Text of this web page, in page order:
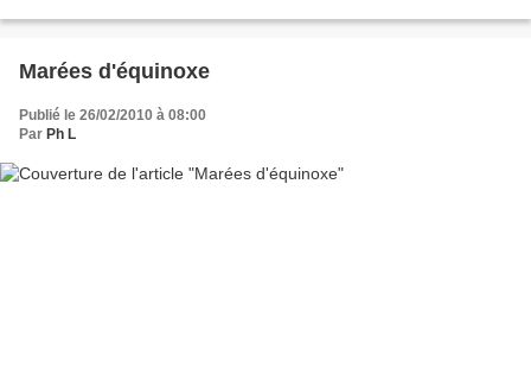
Marées d'équinoxe
Publié le 26/02/2010 à 08:00
Par Ph L